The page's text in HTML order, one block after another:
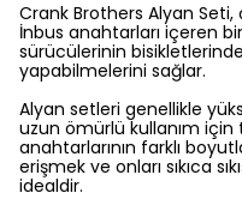
Crank Brothers Alyan
İnbus anahtarları içeren
sürücülerinin
yapabilmelerini sağlar.
Alyan setleri genellikle
uzun ömürlü kullanım için
anahtarlarının farklı
erişmek ve onları sıkıca
idealdir.